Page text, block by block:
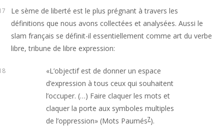
Le sème de liberté est le plus prégnant à travers les
définitions que nous avons collectées et analysées. Aussi le
slam français se définit-il essentiellement comme art du verbe
libre, tribune de libre expression:
«L’objectif est de donner un espace
d’expression à tous ceux qui souhaitent
l’occuper. (…) Faire claquer les mots et
claquer la porte aux symboles multiples
de l’oppression» (Mots Paumés7).